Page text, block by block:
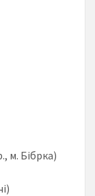
м. Бібрка)